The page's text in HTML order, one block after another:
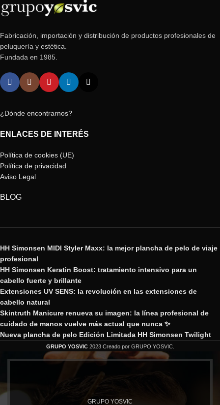
Fabricación, importación y distribución de productos profesionales de
peluquería y estética.
Fundada en 1985.
¿Dónde encontrarnos?
ENLACES DE INTERÉS
Política de cookies (UE)
Política de privacidad
Aviso Legal
BLOG
HH Simonsen MIDI Styler Maxx: la mejor plancha de pelo de viaje
profesional
HH Simonsen Keratin Boost: tratamiento intensivo para un
cabello fuerte y brillante
Extensiones UV SENS: la revolución en las extensiones de
cabello natural
Skintruth Manicure renueva su imagen: la línea profesional de
cuidado de manos vuelve más actual que nunca ✨
Nueva plancha de pelo Edición Limitada HH Simonsen Twilight
GRUPO YOSVIC 2023 Creado por GRUPO YOSVIC.
GRUPO YOSVIC